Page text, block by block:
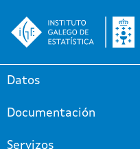
Datos
Documentación
Servizos